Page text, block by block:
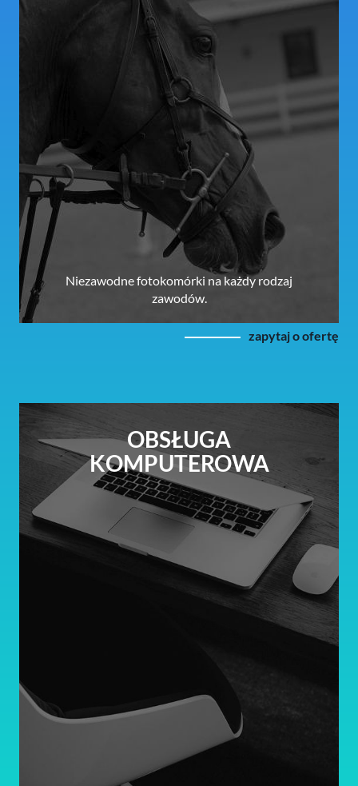
Niezawodne fotokomórki na każdy rodzaj
zawodów.
zapytaj o ofertę
OBSŁUGA
KOMPUTEROWA